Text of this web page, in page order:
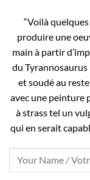
“Voilà
produire une
main à partir
du Tyrannosaurus
et soudé au
avec une peinture
à strass tel un
qui en serait